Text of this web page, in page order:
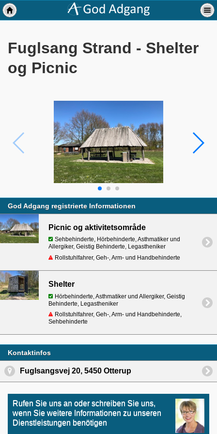
Fuglsang Strand - Shelter
og Picnic
God Adgang registrierte Informationen
Picnic og aktivitetsområde
Sehbehinderte, Hörbehinderte, Asthmatiker und
Allergiker, Geistig Behinderte, Legastheniker
Rollstuhlfahrer, Geh-, Arm- und Handbehinderte
Shelter
Hörbehinderte, Asthmatiker und Allergiker, Geistig
Behinderte, Legastheniker
Rollstuhlfahrer, Geh-, Arm- und Handbehinderte,
Sehbehinderte
Kontaktinfos
Fuglsangsvej 20, 5450 Otterup
Rufen Sie uns an oder schreiben Sie uns,
wenn Sie weitere Informationen zu unseren
Dienstleistungen benötigen